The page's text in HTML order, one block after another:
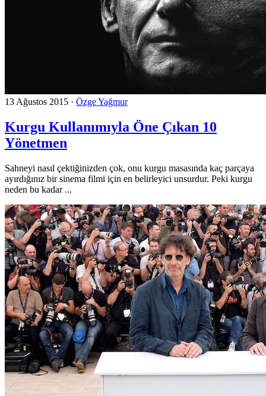
13 Ağustos 2015 · Özge Yağmur
Kurgu Kullanımıyla Öne Çıkan 10
Yönetmen
Sahneyi nasıl çektiğinizden çok, onu kurgu masasında kaç parçaya
ayırdığınız bir sinema filmi için en belirleyici unsurdur. Peki kurgu
neden bu kadar ...